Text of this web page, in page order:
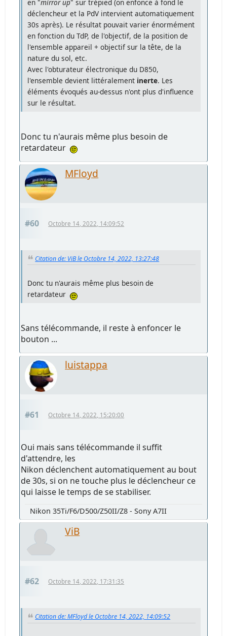
en "mirror up" sur trépied (on enfonce à fond le
déclencheur et la PdV intervient automatiquement
30s après). Le résultat pouvait varier énormément
en fonction du TdP, de l'objectif, de la position de
l'ensemble appareil + objectif sur la tête, de la
nature du sol, etc.
Avec l'obturateur électronique du D850,
l'ensemble devient littéralement inerte. Les
éléments évoqués au-dessus n'ont plus d'influence
sur le résultat.
Donc tu n'aurais même plus besoin de
retardateur
MFloyd
#60 Octobre 14, 2022, 14:09:52
Citation de: ViB le Octobre 14, 2022, 13:27:48
Donc tu n'aurais même plus besoin de
retardateur
Sans télécommande, il reste à enfoncer le
bouton ...
luistappa
#61 Octobre 14, 2022, 15:20:00
Oui mais sans télécommande il suffit
d'attendre, les
Nikon déclenchent automatiquement au bout
de 30s, si on ne touche plus le déclencheur ce
qui laisse le temps de se stabiliser.
Nikon 35Ti/F6/D500/Z50II/Z8 - Sony A7II
ViB
#62 Octobre 14, 2022, 17:31:35
Citation de: MFloyd le Octobre 14, 2022, 14:09:52